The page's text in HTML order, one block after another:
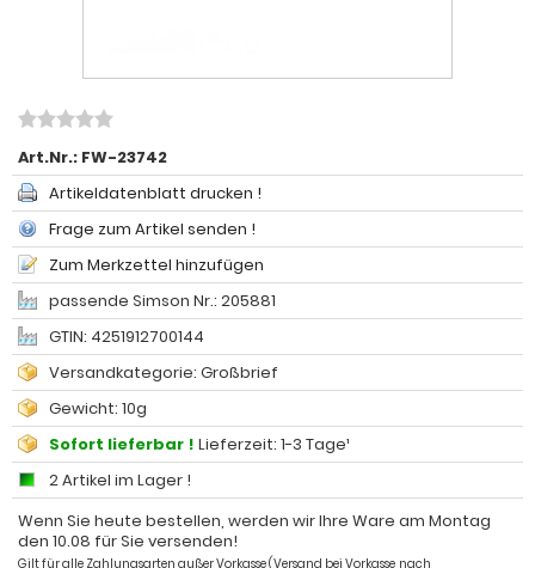
Art.Nr.: FW-23742
Artikeldatenblatt drucken !
Frage zum Artikel senden !
Zum Merkzettel hinzufügen
passende Simson Nr.: 205881
GTIN: 4251912700144
Versandkategorie: Großbrief
Gewicht: 10g
Sofort lieferbar ! Lieferzeit: 1-3 Tage¹
2 Artikel im Lager !
Wenn Sie heute bestellen, werden wir Ihre Ware am Montag
den 10.08 für Sie versenden!
Gilt für alle Zahlungsarten außer Vorkasse (Versand bei Vorkasse, nach